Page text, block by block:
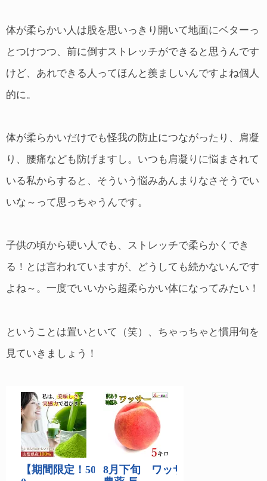
体が柔らかい人は股を思いっきり開いて地面にベターっ
とつけつつ、前に倒すストレッチができると思うんです
けど、あれできる人ってほんと羨ましいんですよね個人
的に。
体が柔らかいだけでも怪我の防止につながったり、肩凝
り、腰痛なども防げますし。いつも肩凝りに悩まされて
いる私からすると、そういう悩みあんまりなさそうでい
いな～って思っちゃうんです。
子供の頃から硬い人でも、ストレッチで柔らかくでき
る！とは言われていますが、どうしても続かないんです
よね～。一度でいいから超柔らかい体になってみたい！
ということは置いといて（笑）、ちゃっちゃと慣用句を
見ていきましょう！